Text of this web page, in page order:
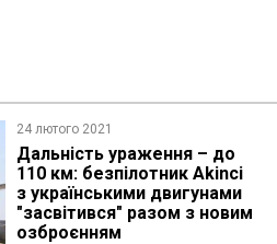
24 лютого 2021
Дальність ураження – до
110 км: безпілотник Akinci
з українськими двигунами
"засвітився" разом з новим
озброєнням